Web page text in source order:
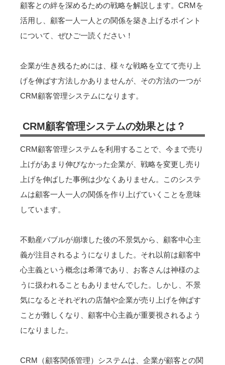
顧客との絆を深めるための戦略を解説します。CRMを
活用し、顧客一人一人との関係を築き上げるポイント
について、ぜひご一読ください！
企業が生き残るためには、様々な戦略を立てて売り上
げを伸ばす方法しかありませんが、その方法の一つが
CRM顧客管理システムになります。
CRM顧客管理システムの効果とは？
CRM顧客管理システムを利用することで、今まで売り
上げがあまり伸びなかった企業が、戦略を変更し売り
上げを伸ばした事例は少なくありません。このシステ
ムは顧客一人一人の関係を作り上げていくことを意味
しています。
不動産バブルが崩壊した後の不景気から、顧客中心主
義が注目されるようになりました。それ以前は顧客中
心主義という概念は希薄であり、お客さんは神様のよ
うに扱われることもありませんでした。しかし、不景
気になるとそれぞれの店舗や企業が売り上げを伸ばす
ことが難しくなり、顧客中心主義が重要視されるよう
になりました。
CRM（顧客関係管理）システムは、企業が顧客との関